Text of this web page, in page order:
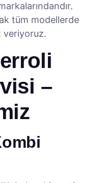
tüm modellerde
veriyoruz.
–